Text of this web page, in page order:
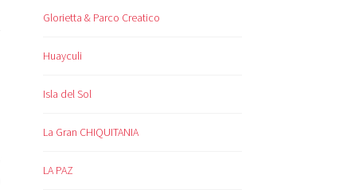
Glorietta & Parco Creatico
Huayculi
Isla del Sol
La Gran CHIQUITANIA
LA PAZ